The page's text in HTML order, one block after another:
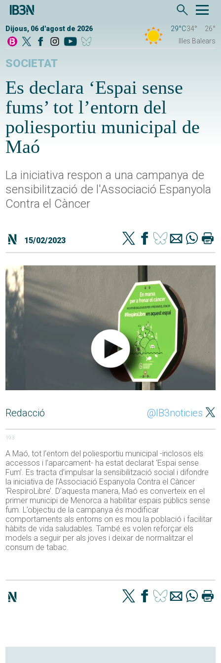
Dijous, 06 d'agost de 2026 29°C34°
26°
Illes Balears
SOCIETAT
Es declara ‘Espai sense
fums’ tot l’entorn del
poliesportiu municipal de
Maó
La iniciativa respon a una campanya de
sensibilització de l'Associació Espanyola
Contra el Càncer
15/02/2023
Redacció @IB3noticies
193
A Maó, tot l’entorn del poliesportiu municipal -inclosos els
accessos i l’aparcament- ha estat declarat ‘Espai sense
Fum’. Es tracta d’impulsar la sensibilització social i difondre
la iniciativa de l’Associació Espanyola Contra el Càncer
‘RespiroLibre’. D’aquesta manera, Maó es converteix en el
primer municipi de Menorca a habilitar espais públics sense
fum. L’objectiu de la campanya és modificar
comportaments als entorns on es mou la població i facilitar
hàbits de vida saludables. També es volen reforçar els
models a seguir per als joves i deixar de normalitzar el
consum de tabac.